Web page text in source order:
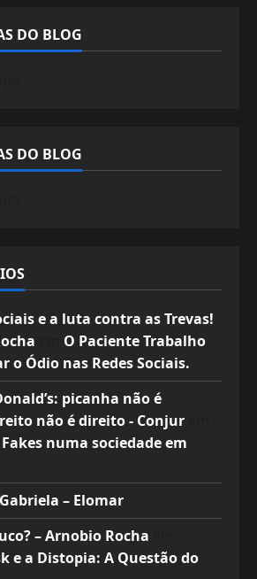
DO BLOG
DO BLOG
e a luta contra as Trevas!
O Paciente Trabalho
o Ódio nas Redes Sociais.
picanha não é
não é direito - Conjurem
Fakes numa sociedade em
Gabriela – Elomar
– Arnobio Rocha
e a Distopia: A Questão do